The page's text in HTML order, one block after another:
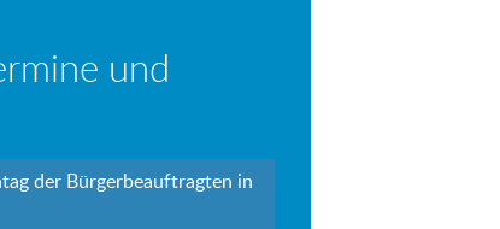
und
der Bürgerbeauftragten in